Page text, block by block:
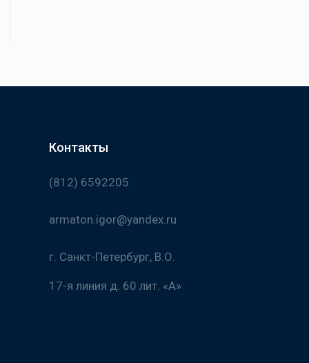
Контакты
(812) 6592205
armaton.igor@yandex.ru
г. Санкт-Петербург, В.О.
17-я линия д. 60 лит. «А»